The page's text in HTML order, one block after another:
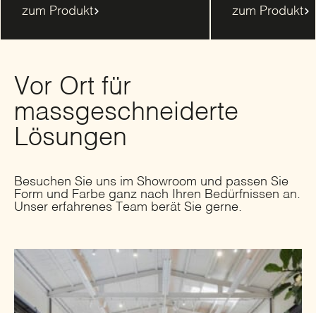
zum Produkt zum Produkt
Vor Ort für
massgeschneiderte
Lösungen
Besuchen Sie uns im Showroom und passen Sie
Form und Farbe ganz nach Ihren Bedürfnissen an.
Unser erfahrenes Team berät Sie gerne.